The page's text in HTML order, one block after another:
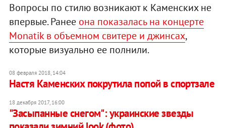
Вопросы по стилю возникают к Каменских не
впервые. Ранее она показалась на концерте
Monatik в объемном свитере и джинсах,
которые визуально ее полнили.
08 февраля 2018, 14:04
​Настя Каменских покрутила попой в спортзале
18 декабря 2017, 16:00
"Засыпанные снегом": украинские звезды